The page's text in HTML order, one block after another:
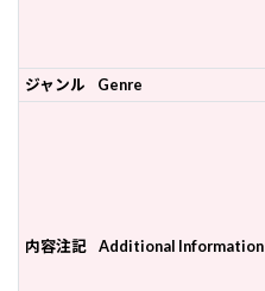
ジャンル Genre
内容注記 Additional Information